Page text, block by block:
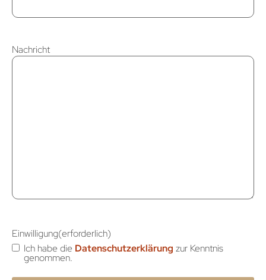
Nachricht
Einwilligung(erforderlich)
Ich habe die Datenschutzerklärung zur Kenntnis
genommen.